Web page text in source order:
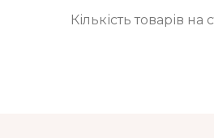
Кількість товарів на